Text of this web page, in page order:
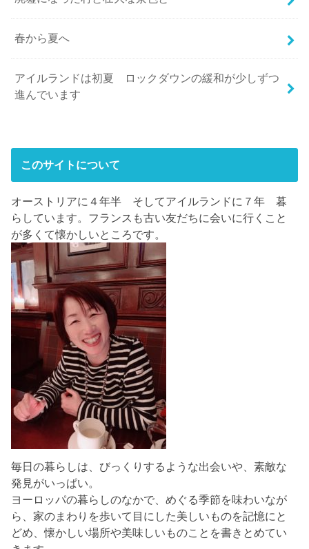
春から夏へ
アイルランドは初夏 ロックダウンの緩和が少しずつ
進んでいます
このサイトについて
オーストリアに４年半 そしてアイルランドに７年 暮
らしています。フランスも古い友だちに会いに行くこと
が多くて懐かしいところです。
毎日の暮らしは、びっくりするような出会いや、素敵な
発見がいっぱい。
ヨーロッパの暮らしのなかで、めぐる季節を味わいなが
ら、家のまわりを歩いて目にした美しいものを記憶にと
どめ、懐かしい場所や美味しいものことを書きとめてい